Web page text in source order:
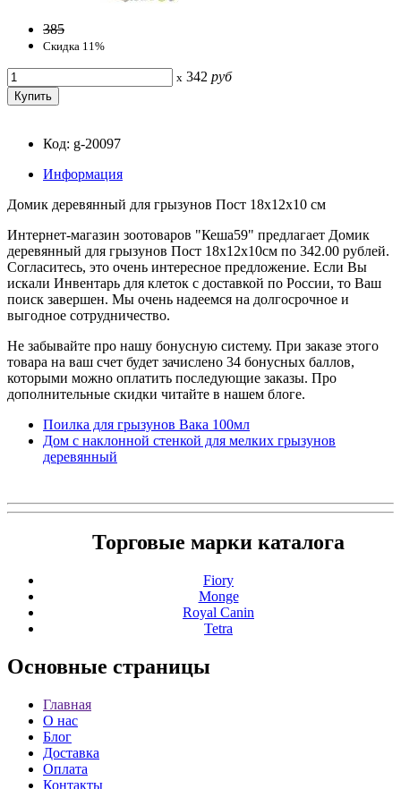
385
Скидка 11%
x 342 руб
Код: g-20097
Информация
Домик деревянный для грызунов Пост 18x12x10 см
Интернет-магазин зоотоваров "Кеша59" предлагает Домик
деревянный для грызунов Пост 18x12x10см по 342.00 рублей.
Согласитесь, это очень интересное предложение. Если Вы
искали Инвентарь для клеток с доставкой по России, то Ваш
поиск завершен. Мы очень надеемся на долгосрочное и
выгодное сотрудничество.
Не забывайте про нашу бонусную систему. При заказе этого
товара на ваш счет будет зачислено 34 бонусных баллов,
которыми можно оплатить последующие заказы. Про
дополнительные скидки читайте в нашем блоге.
Поилка для грызунов Вака 100мл
Дом с наклонной стенкой для мелких грызунов
деревянный
Торговые марки каталога
Fiory
Monge
Royal Canin
Tetra
Основные страницы
Главная
О нас
Блог
Доставка
Оплата
Контакты